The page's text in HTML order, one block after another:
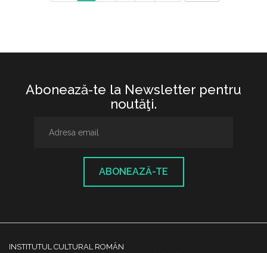
Abonează-te la Newsletter pentru
noutăţi.
ABONEAZĂ-TE
INSTITUTUL CULTURAL ROMÂN